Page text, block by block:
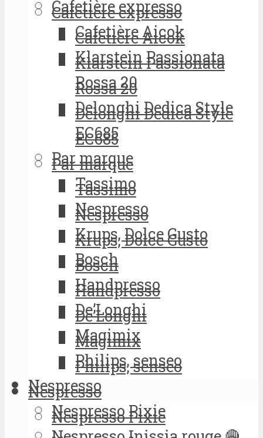
Cafetière expresso
Cafetière Aicok
Klarstein Passionata
Rossa 20
Delonghi Dedica Style
EC685
Par marque
Tassimo
Nespresso
Krups, Dolce Gusto
Bosch
Handpresso
De’Longhi
Magimix
Philips, senseo
Nespresso
Nespresso Pixie
Cafetière expresso
Cafetière Aicok
Klarstein Passionata
Rossa 20
Delonghi Dedica Style
EC685
Par marque
Tassimo
Nespresso
Krups, Dolce Gusto
Bosch
Handpresso
De’Longhi
Magimix
Philips, senseo
Nespresso
Nespresso Pixie